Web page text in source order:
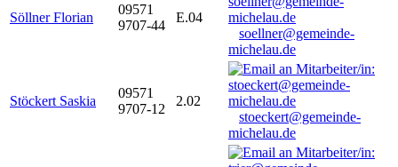
Söllner Florian
09571
9707-44
E.04
soellner@gemeinde-
michelau.de
Stöckert Saskia
09571
9707-12
2.02
stoeckert@gemeinde-
michelau.de